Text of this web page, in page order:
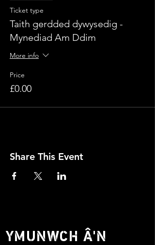
Ticket type
Taith gerdded dywysedig -
Mynediad Am Ddim
More info
Price
£0.00
Share This Event
YMUNWCH Â'N